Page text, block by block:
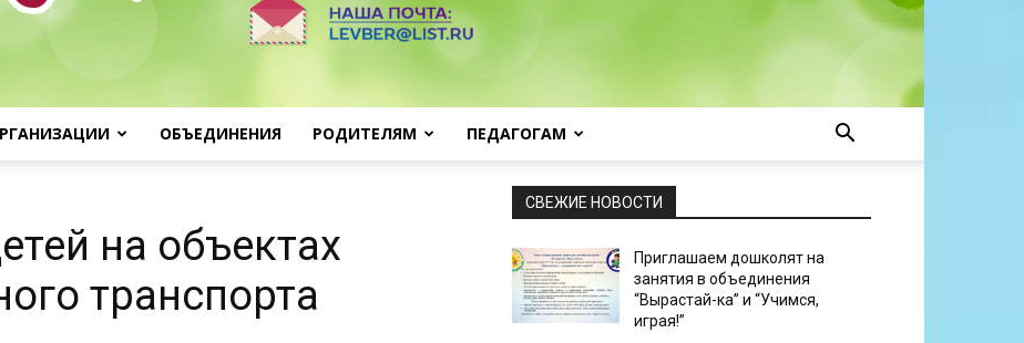
ОБЪЕДИНЕНИЯ РОДИТЕЛЯМ ПЕДАГОГАМ
на объектах
транспорта
СВЕЖИЕ НОВОСТИ
Приглашаем дошколят на
занятия в объединения
“Вырастай-ка” и “Учимся,
играя!”